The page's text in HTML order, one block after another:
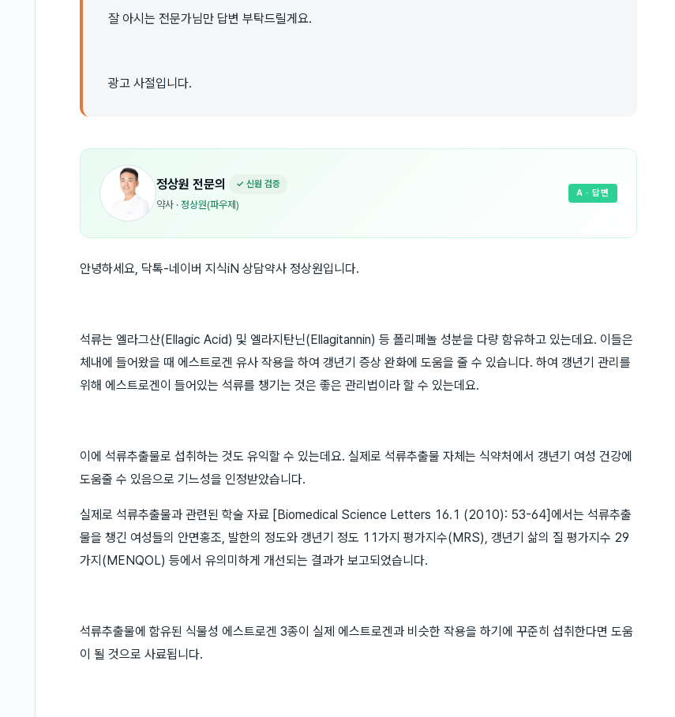
잘 아시는 전문가님만 답변 부탁드릴게요.
광고 사절입니다.
정상원 전문의 ✓ 신원 검증
약사 · 정상원(파우제)
A · 답변
안녕하세요, 닥톡-네이버 지식iN 상담약사 정상원입니다.
석류는 엘라그산(Ellagic Acid) 및 엘라지탄닌(Ellagitannin) 등 폴리페놀 성분을 다량 함유하고 있는데요. 이들은
체내에 들어왔을 때 에스트로겐 유사 작용을 하여 갱년기 증상 완화에 도움을 줄 수 있습니다. 하여 갱년기 관리를
위해 에스트로겐이 들어있는 석류를 챙기는 것은 좋은 관리법이라 할 수 있는데요.
이에 석류추출물로 섭취하는 것도 유익할 수 있는데요. 실제로 석류추출물 자체는 식약처에서 갱년기 여성 건강에
도움줄 수 있음으로 기느성을 인정받았습니다.
실제로 석류추출물과 관련된 학술 자료 [Biomedical Science Letters 16.1 (2010): 53-64]에서는 석류추출
물을 챙긴 여성들의 안면홍조, 발한의 정도와 갱년기 정도 11가지 평가지수(MRS), 갱년기 삶의 질 평가지수 29
가지(MENQOL) 등에서 유의미하게 개선되는 결과가 보고되었습니다.
석류추출물에 함유된 식물성 에스트로겐 3종이 실제 에스트로겐과 비슷한 작용을 하기에 꾸준히 섭취한다면 도움
이 될 것으로 사료됩니다.